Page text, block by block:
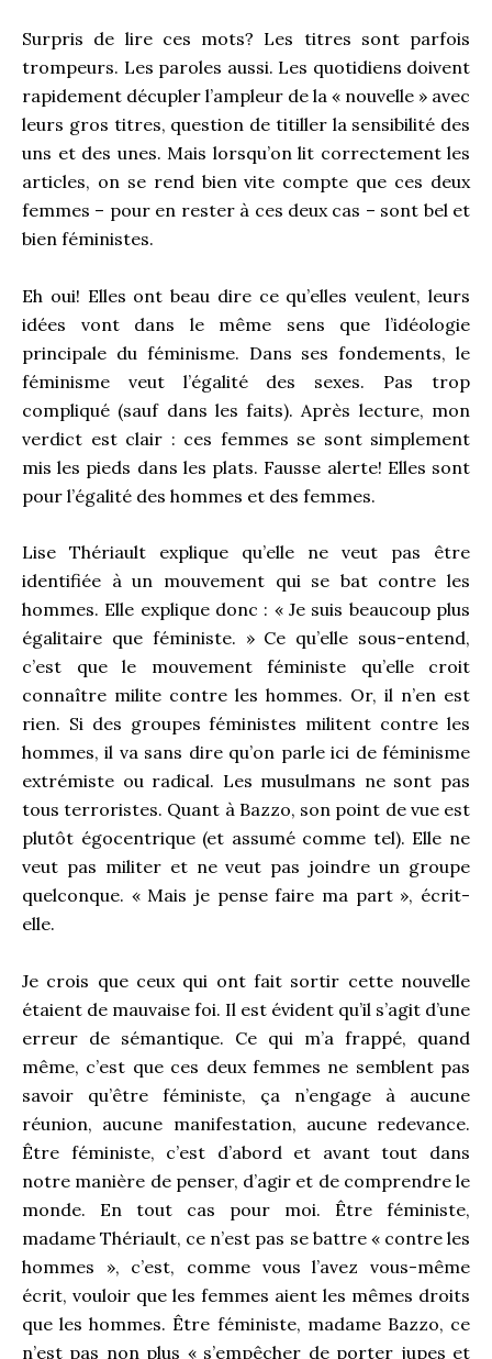
Surpris de lire ces mots? Les titres sont parfois
trompeurs. Les paroles aussi. Les quotidiens doivent
rapidement décupler l’ampleur de la « nouvelle » avec
leurs gros titres, question de titiller la sensibilité des
uns et des unes. Mais lorsqu’on lit correctement les
articles, on se rend bien vite compte que ces deux
femmes – pour en rester à ces deux cas – sont bel et
bien féministes.
Eh oui! Elles ont beau dire ce qu’elles veulent, leurs
idées vont dans le même sens que l’idéologie
principale du féminisme. Dans ses fondements, le
féminisme veut l’égalité des sexes. Pas trop
compliqué (sauf dans les faits). Après lecture, mon
verdict est clair : ces femmes se sont simplement
mis les pieds dans les plats. Fausse alerte! Elles sont
pour l’égalité des hommes et des femmes.
Lise Thériault explique qu’elle ne veut pas être
identifiée à un mouvement qui se bat contre les
hommes. Elle explique donc : « Je suis beaucoup plus
égalitaire que féministe. » Ce qu’elle sous-entend,
c’est que le mouvement féministe qu’elle croit
connaître milite contre les hommes. Or, il n’en est
rien. Si des groupes féministes militent contre les
hommes, il va sans dire qu’on parle ici de féminisme
extrémiste ou radical. Les musulmans ne sont pas
tous terroristes. Quant à Bazzo, son point de vue est
plutôt égocentrique (et assumé comme tel). Elle ne
veut pas militer et ne veut pas joindre un groupe
quelconque. « Mais je pense faire ma part », écrit-
elle.
Je crois que ceux qui ont fait sortir cette nouvelle
étaient de mauvaise foi. Il est évident qu’il s’agit d’une
erreur de sémantique. Ce qui m’a frappé, quand
même, c’est que ces deux femmes ne semblent pas
savoir qu’être féministe, ça n’engage à aucune
réunion, aucune manifestation, aucune redevance.
Être féministe, c’est d’abord et avant tout dans
notre manière de penser, d’agir et de comprendre le
monde. En tout cas pour moi. Être féministe,
madame Thériault, ce n’est pas se battre « contre les
hommes », c’est, comme vous l’avez vous-même
écrit, vouloir que les femmes aient les mêmes droits
que les hommes. Être féministe, madame Bazzo, ce
n’est pas non plus « s’empêcher de porter jupes et